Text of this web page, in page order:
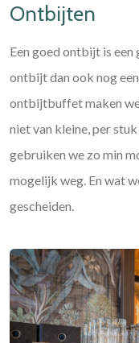
Ontbijten
Een goed ontbijt is een
ontbijt dan ook nog
ontbijtbuffet maken
niet van kleine, per
gebruiken we zo min
mogelijk weg. En wat
gescheiden.